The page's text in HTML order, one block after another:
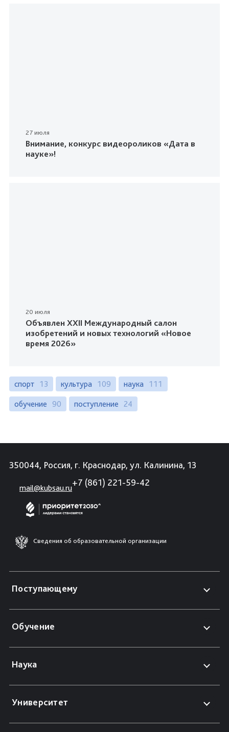
27 июля
Внимание, конкурс видеороликов «Дата в
науке»!
20 июля
Объявлен XXII Международный салон
изобретений и новых технологий «Новое
время 2026»
спорт 13 культура 109 наука 111
обучение 90 поступление 24
350044, Россия, г. Краснодар, ул. Калинина, 13
mail@kubsau.ru
+7 (861) 221-59-42
Сведения об образовательной организации
Поступающему
Обучение
Наука
Университет